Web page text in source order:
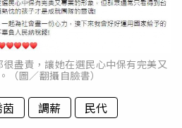
盡責，讓她在選民心中保有完美又
（圖／翻攝自臉書）
調薪 民代